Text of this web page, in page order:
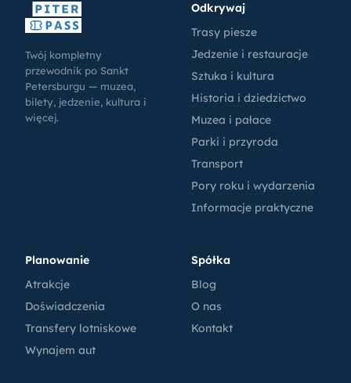
Twój kompletny
przewodnik po Sankt
Petersburgu — muzea,
bilety, jedzenie, kultura i
więcej.
Odkrywaj
Trasy piesze
Jedzenie i restauracje
Sztuka i kultura
Historia i dziedzictwo
Muzea i pałace
Parki i przyroda
Transport
Pory roku i wydarzenia
Informacje praktyczne
Planowanie
Atrakcje
Doświadczenia
Transfery lotniskowe
Wynajem aut
Spółka
Blog
O nas
Kontakt